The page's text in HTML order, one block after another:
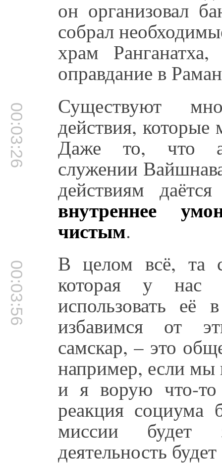
он организовал
собрал
храм
оправдание в
00:03:26 Существуют
действия,
Даже то, что
служении
действиям
внутреннее
чистым.
00:03:56 В целом всё, та
которая у нас
использовать
избавимся от
самскар, – это
например, если мы
и я ворую что-
реакция социума
миссии будет
деятельность